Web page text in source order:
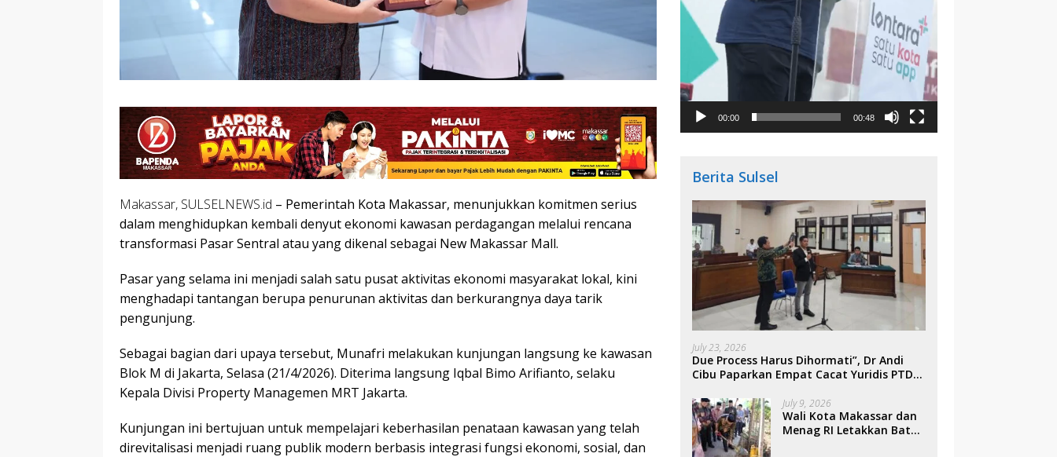
Makassar, SULSELNEWS.id – Pemerintah Kota Makassar, menunjukkan komitmen serius
dalam menghidupkan kembali denyut ekonomi kawasan perdagangan melalui rencana
transformasi Pasar Sentral atau yang dikenal sebagai New Makassar Mall.
Pasar yang selama ini menjadi salah satu pusat aktivitas ekonomi masyarakat lokal, kini
menghadapi tantangan berupa penurunan aktivitas dan berkurangnya daya tarik
pengunjung.
Sebagai bagian dari upaya tersebut, Munafri melakukan kunjungan langsung ke kawasan
Blok M di Jakarta, Selasa (21/4/2026). Diterima langsung Iqbal Bimo Arifianto, selaku
Kepala Divisi Property Managemen MRT Jakarta.
Kunjungan ini bertujuan untuk mempelajari keberhasilan penataan kawasan yang telah
direvitalisasi menjadi ruang publik modern berbasis integrasi fungsi ekonomi, sosial, dan
00:00 00:48
Berita Sulsel
July 23, 2026
Due Process Harus Dihormati”, Dr Andi
Cibu Paparkan Empat Cacat Yuridis PTDH
July 9, 2026
Wali Kota Makassar dan
Menag RI Letakkan Batu